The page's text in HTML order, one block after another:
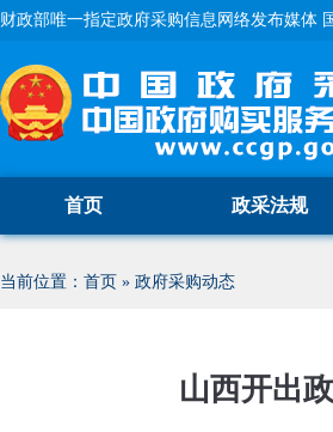
财政部唯一指定政府采购信息网络发布媒体
首页 政采法规
当前位置： 首页 » 政府采购动态
山西开出